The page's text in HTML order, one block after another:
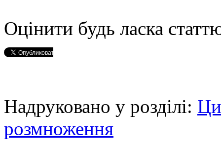
Оцінити будь ласка
Надруковано у розділі:
розмноження